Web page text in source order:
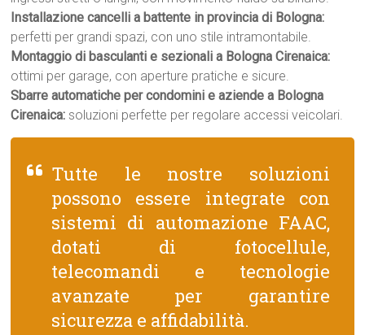
Installazione cancelli a battente in provincia di Bologna:
perfetti per grandi spazi, con uno stile intramontabile.
Montaggio di basculanti e sezionali a Bologna Cirenaica:
ottimi per garage, con aperture pratiche e sicure.
Sbarre automatiche per condomini e aziende a Bologna
Cirenaica: soluzioni perfette per regolare accessi veicolari.
Tutte le nostre soluzioni
possono essere integrate con
sistemi di automazione FAAC,
dotati di fotocellule,
telecomandi e tecnologie
avanzate per garantire
sicurezza e affidabilità.